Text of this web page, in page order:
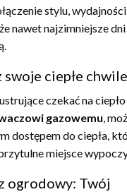
stylu,
nawet najzimniejsze dni
swoje ciepłe chwile
czekać na
gazowemu ,
dostępem do ciepła,
miejsce
ogrodowy: Twój